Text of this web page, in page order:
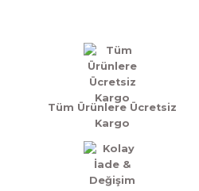
Tüm Ürünlere Ücretsiz
Kargo